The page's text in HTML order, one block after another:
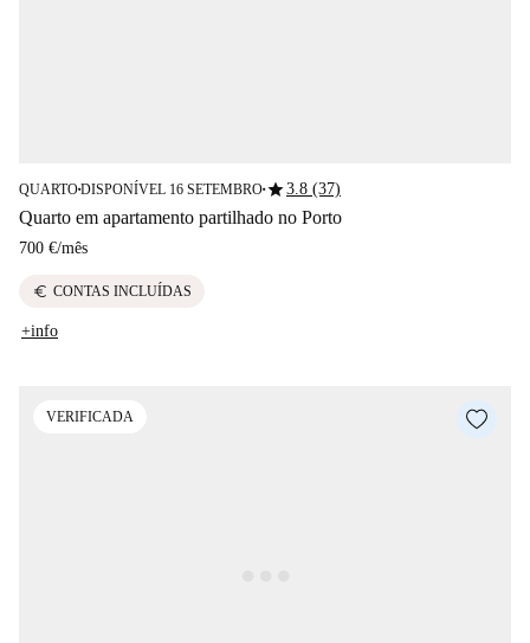
QUARTO■DISPONÍVEL 16 SETEMBRO■star3.8 (37)
Quarto em apartamento partilhado no Porto
700 €/mês
euro CONTAS INCLUÍDAS
+info
VERIFICADA